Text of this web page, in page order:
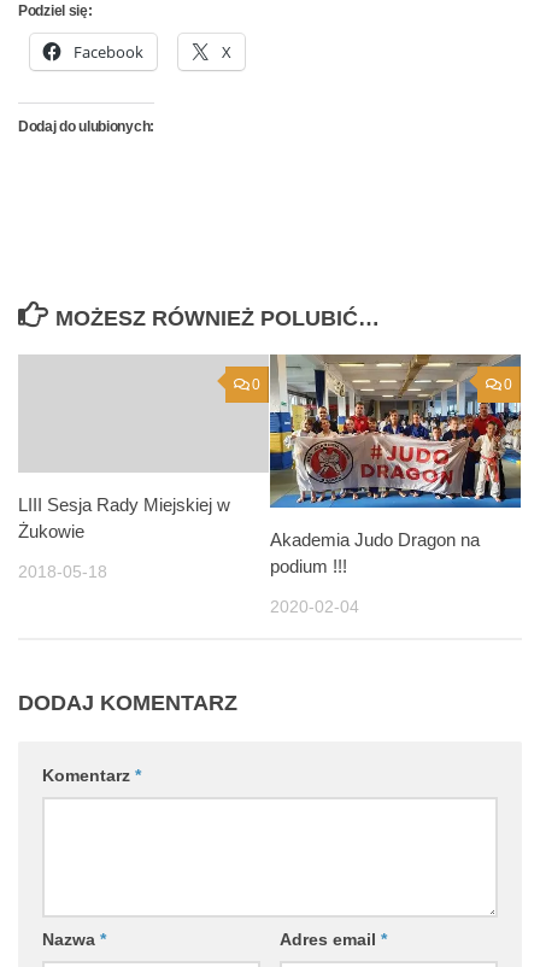
Podziel się:
Facebook X
Dodaj do ulubionych:
MOŻESZ RÓWNIEŻ POLUBIĆ…
0
LIII Sesja Rady Miejskiej w
Żukowie
2018-05-18
0
Akademia Judo Dragon na
podium !!!
2020-02-04
DODAJ KOMENTARZ
Komentarz *
Nazwa * Adres email *